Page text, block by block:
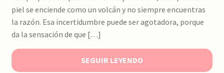
piel se enciende como un volcán y no siempre encuentras
la razón. Esa incertidumbre puede ser agotadora, porque
da la sensación de que […]
SEGUIR LEYENDO